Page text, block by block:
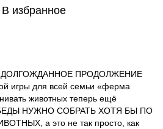
В избранное
ДОЛГОЖДАННОЕ ПРОДОЛЖЕНИЕ
игры для всей семьи «ферма
животных теперь ещё
НУЖНО СОБРАТЬ ХОТЯ БЫ ПО
а это не так просто, как